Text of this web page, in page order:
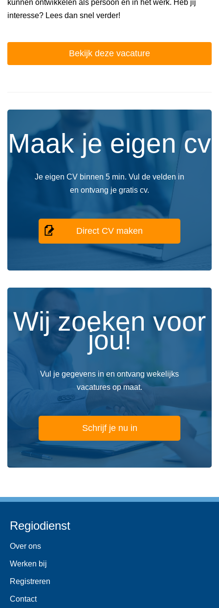
kunnen ontwikkelen als persoon en in het werk. Heb jij
interesse? Lees dan snel verder!
Bekijk deze vacature
Maak je eigen cv
Je eigen CV binnen 5 min. Vul de velden in
en ontvang je gratis cv.
Direct CV maken
Wij zoeken voor
jou!
Vul je gegevens in en ontvang wekelijks
vacatures op maat.
Schrijf je nu in
Regiodienst
Over ons
Werken bij
Registreren
Contact